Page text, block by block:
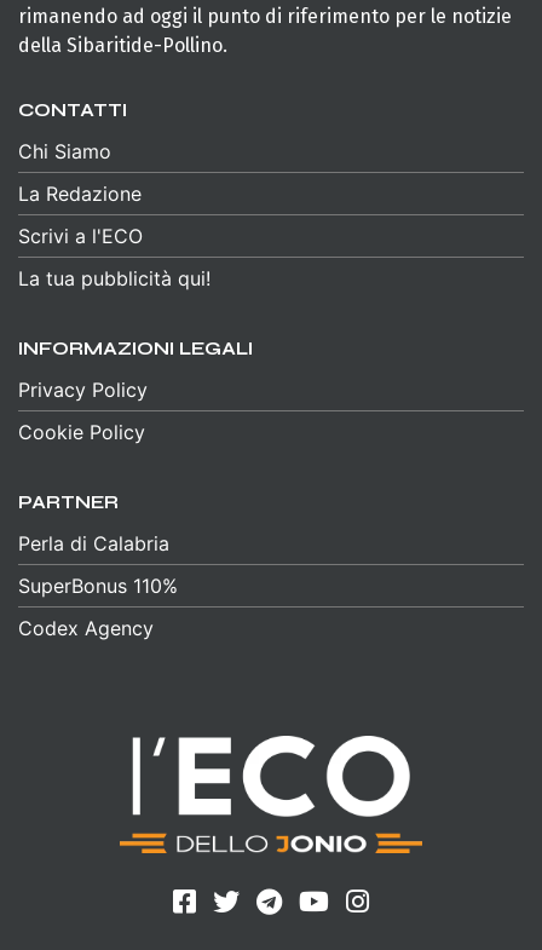
rimanendo ad oggi il punto di riferimento per le notizie
della Sibaritide-Pollino.
CONTATTI
Chi Siamo
La Redazione
Scrivi a l'ECO
La tua pubblicità qui!
INFORMAZIONI LEGALI
Privacy Policy
Cookie Policy
PARTNER
Perla di Calabria
SuperBonus 110%
Codex Agency